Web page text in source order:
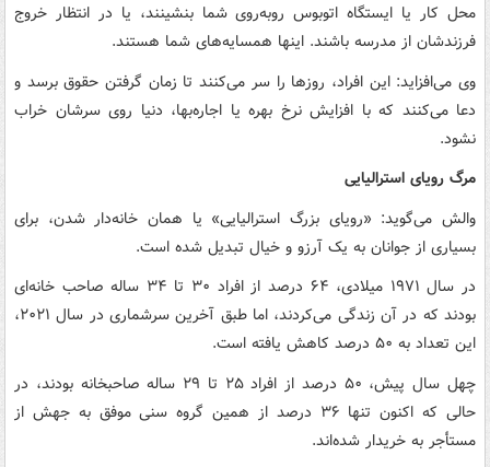
محل کار یا ایستگاه اتوبوس روبه‌روی شما بنشینند، یا در انتظار خروج
فرزندشان از مدرسه باشند. اینها همسایه‌های شما هستند.
وی می‌افزاید: این افراد، روزها را سر می‌کنند تا زمان گرفتن حقوق برسد و
دعا می‌کنند که با افزایش نرخ بهره یا اجاره‌بها، دنیا روی سرشان خراب
نشود.
مرگ رویای استرالیایی
والش می‌گوید: «رویای بزرگ استرالیایی» یا همان خانه‌دار شدن، برای
بسیاری از جوانان به یک آرزو و خیال تبدیل شده است.
در سال ۱۹۷۱ میلادی، ۶۴ درصد از افراد ۳۰ تا ۳۴ ساله صاحب خانه‌ای
بودند که در آن زندگی می‌کردند، اما طبق آخرین سرشماری در سال ۲۰۲۱،
این تعداد به ۵۰ درصد کاهش یافته است.
چهل سال پیش، ۵۰ درصد از افراد ۲۵ تا ۲۹ ساله صاحبخانه بودند، در
حالی که اکنون تنها ۳۶ درصد از همین گروه سنی موفق به جهش از
مستأجر به خریدار شده‌اند.